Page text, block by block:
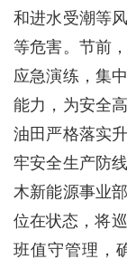
和进水受潮等
等危害。节前
应急演练，集
能力，为安全
油田严格落实
牢安全生产防
木新能源事业
位在状态，将
班值守管理，